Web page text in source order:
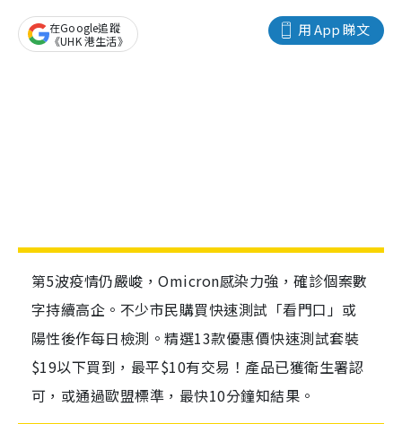
用 App 睇文
在Google追蹤
《UHK 港生活》
第5波疫情仍嚴峻，Omicron感染力強，確診個案數
字持續高企。不少市民購買快速測試「看門口」或
陽性後作每日檢測。精選13款優惠價快速測試套裝
$19以下買到，最平$10有交易！產品已獲衛生署認
可，或通過歐盟標準，最快10分鐘知結果。